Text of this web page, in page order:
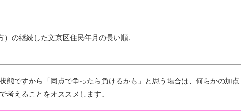
の継続した文京区住民年月の長い順。
態ですから「同点で争ったら負けるかも」と思う場合は、何らかの加点
考えることをオススメします。